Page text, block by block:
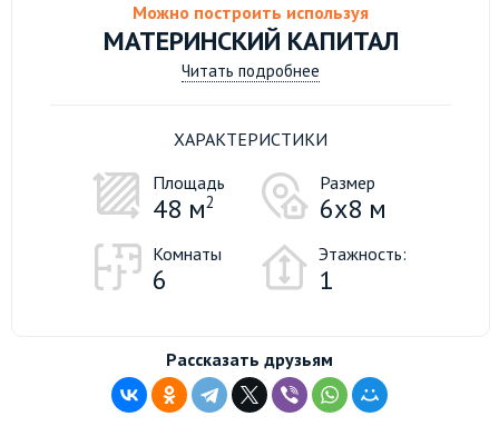
Можно построить используя
МАТЕРИНСКИЙ КАПИТАЛ
Читать подробнее
ХАРАКТЕРИСТИКИ
Площадь
48 м2
Размер
6х8 м
Комнаты
6
Этажность:
1
Рассказать друзьям